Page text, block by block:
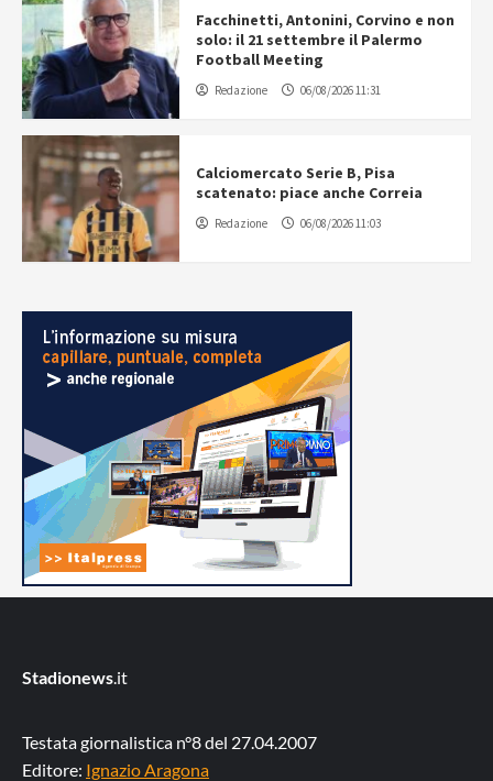
Facchinetti, Antonini, Corvino e non
solo: il 21 settembre il Palermo
Football Meeting
Redazione 06/08/2026 11:31
Calciomercato Serie B, Pisa
scatenato: piace anche Correia
Redazione 06/08/2026 11:03
Stadionews.it
Testata giornalistica n°8 del 27.04.2007
Editore: Ignazio Aragona